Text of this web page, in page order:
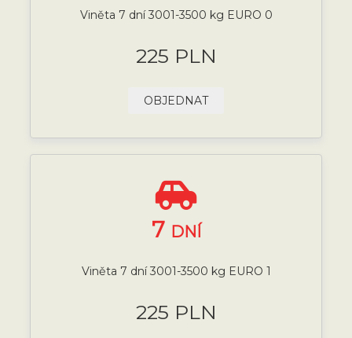
Viněta 7 dní 3001-3500 kg EURO 0
225 PLN
OBJEDNAT
7 DNÍ
Viněta 7 dní 3001-3500 kg EURO 1
225 PLN